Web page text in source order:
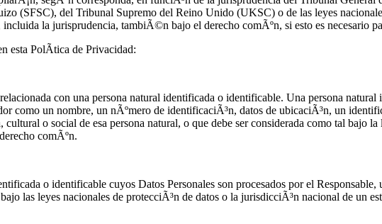
(SFSC), del Tribunal Supremo del Reino Unido (UKSC) o de las leyes
la jurisprudencia, tambiÃ©n bajo el derecho comÃºn, si esto es necesario
esta PolÃ­tica de Privacidad:
con una persona natural identificada o identificable. Una persona
como un nombre, un nÃºmero de identificaciÃ³n, datos de ubicaciÃ³n, un
o social de esa persona natural, o que debe ser considerada como tal bajo
comÃºn.
o identificable cuyos Datos Personales son procesados por el
las leyes nacionales de protecciÃ³n de datos o la jurisdicciÃ³n nacional de